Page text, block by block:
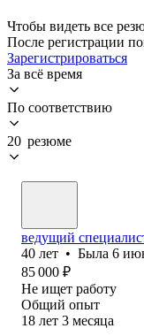
Чтобы видеть все
После регистрации
Зарегистрироваться
За всё время
По соответствию
20 резюме
ведущий
40 лет • Была 6
85 000 ₽
Не ищет работу
Общий опыт
18 лет 3 месяца